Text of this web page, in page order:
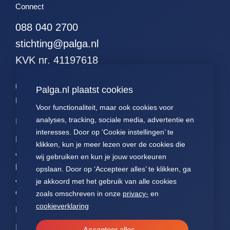
Palga.nl plaatst cookies
Voor functionaliteit, maar ook cookies voor
analyses, tracking, sociale media, advertentie en
interesses. Door op ‘Cookie instellingen’ te
klikken, kun je meer lezen over de cookies die
wij gebruiken en kun je jouw voorkeuren
opslaan. Door op ‘Accepteer alles’ te klikken, ga
je akkoord met het gebruik van alle cookies
zoals omschreven in onze privacy- en
cookieverklaring
(zonder curettages
excisies)
55. alle resecties
(zonder curettages of
kleinere excisies)
56. alle wormen
57. alle hormonen
58. alle
hormoonpreparaten
Connect
088 040 2700
stichting@palga.nl
KVK nr. 41197618
Palga links
Impact
Data
Voor
pathologen
Voor
onderzoekers
NEN7510
ISO27001
Contact
Over ons
FAQ
Nieuws
Presentaties
Voor patiënten
Jaarverslagen
Statuten Palga